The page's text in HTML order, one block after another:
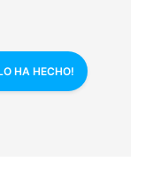
HA HECHO!